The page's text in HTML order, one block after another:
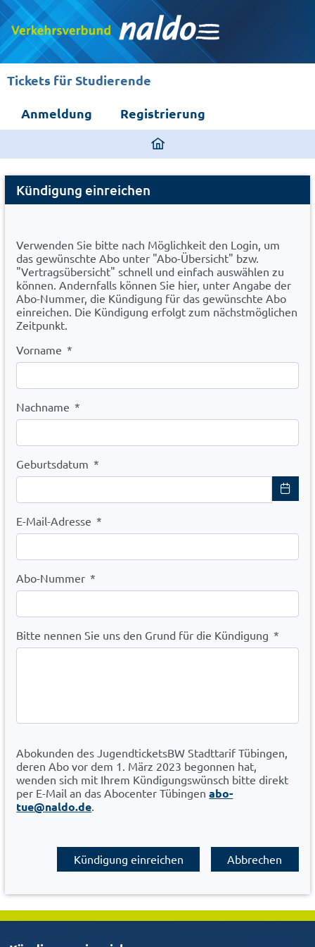
Tickets für Studierende
Anmeldung
Registrierung
ding
home
page
Cancel
Abo
Kündigung einreichen
Verwenden Sie bitte nach Möglichkeit den Login, um
das gewünschte Abo unter "Abo-Übersicht" bzw.
"Vertragsübersicht" schnell und einfach auswählen zu
können. Andernfalls können Sie hier, unter Angabe der
Abo-Nummer, die Kündigung für das gewünschte Abo
einreichen. Die Kündigung erfolgt zum nächstmöglichen
Zeitpunkt.
Vorname *
Nachname *
Geburtsdatum *
E-Mail-Adresse *
Abo-Nummer *
Bitte nennen Sie uns den Grund für die Kündigung *
Abokunden des JugendticketsBW Stadttarif Tübingen,
deren Abo vor dem 1. März 2023 begonnen hat,
wenden sich mit Ihrem Kündigungswünsch bitte direkt
per E-Mail an das Abocenter Tübingenabo-
tue@naldo.de
Kündigung einreichen Abbrechen